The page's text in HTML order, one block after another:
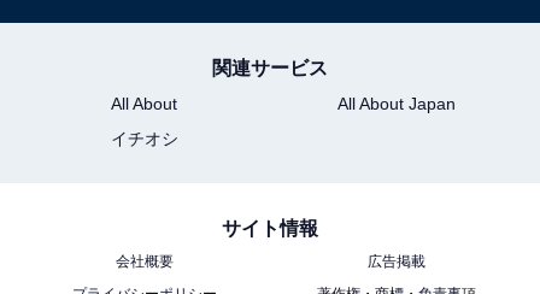
関連サービス
All About
All About Japan
イチオシ
サイト情報
会社概要
広告掲載